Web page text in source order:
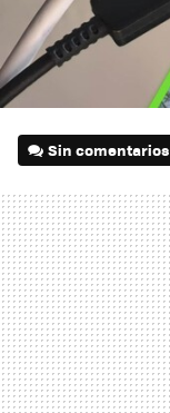
Sin comentarios